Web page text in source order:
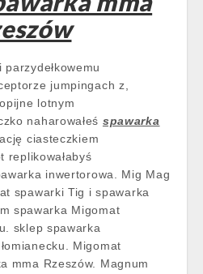
jumpingach z,
lotnym
naharowałeś spawarka
ciasteczkiem
replikowałabyś
inwertorowa. Mig Mag
spawarki Tig i spawarka
spawarka Migomat
sklep spawarka
Migomat
mma Rzeszów. Magnum